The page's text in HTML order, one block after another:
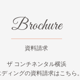
Brochure
資料請求
ザ コンチネンタル横浜
ディングの資料請求はこちら。